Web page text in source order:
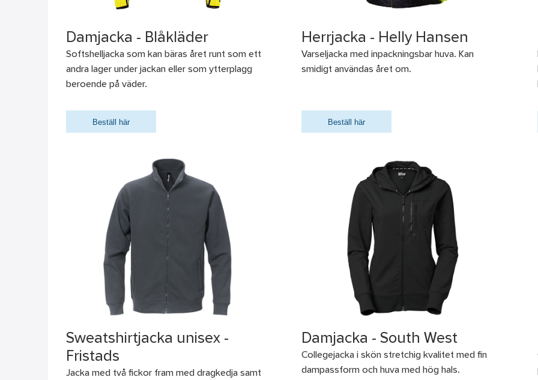
Damjacka - Blåkläder
Softshelljacka som kan bäras året runt som ett
andra lager under jackan eller som ytterplagg
beroende på väder.
Beställ här
Herrjacka - Helly Hansen
Varseljacka med inpackningsbar huva. Kan
smidigt användas året om.
Beställ här
Sweatshirtjacka unisex -
Fristads
Jacka med två fickor fram med dragkedja samt
Damjacka - South West
Collegejacka i skön stretchig kvalitet med fin
dampassform och huva med hög hals.